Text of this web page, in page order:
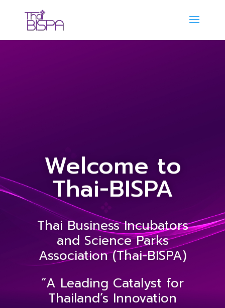
Welcome to
Thai-BISPA
Thai Business Incubators
and Science Parks
Association(Thai-BISPA)
“A Leading Catalyst for
Thailand’s Innovation